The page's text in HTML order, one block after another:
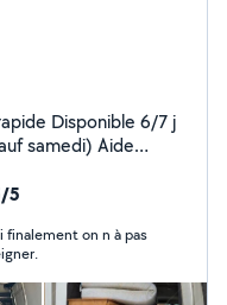
6/7 j
valence. + d'infos
déménagement...
5
finalement on n à pas